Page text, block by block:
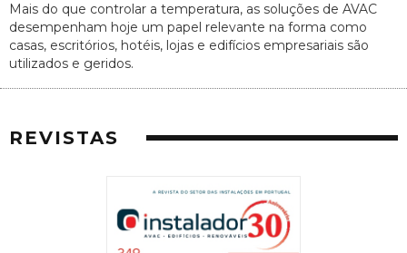
Mais do que controlar a temperatura, as soluções de AVAC
desempenham hoje um papel relevante na forma como
casas, escritórios, hotéis, lojas e edifícios empresariais são
utilizados e geridos.
REVISTAS